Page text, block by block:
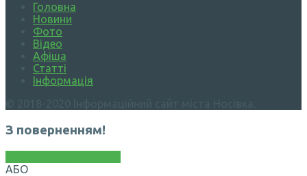
Головна
Новини
Фото
Відео
Афіша
Статті
Інформація
З поверненням!
АБО